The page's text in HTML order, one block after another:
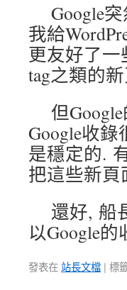
Google
我給
更友好了
tag之類的
但
Google收
是穩定的.
把這些新頁
還好, 船
以Google
發表在站長文檔 | 標